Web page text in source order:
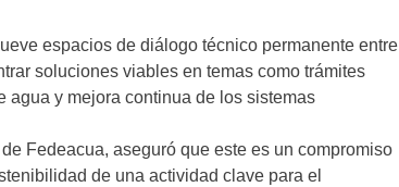
espacios de diálogo técnico permanente entre
soluciones viables en temas como trámites
agua y mejora continua de los sistemas
Fedeacua, aseguró que este es un compromiso
de una actividad clave para el